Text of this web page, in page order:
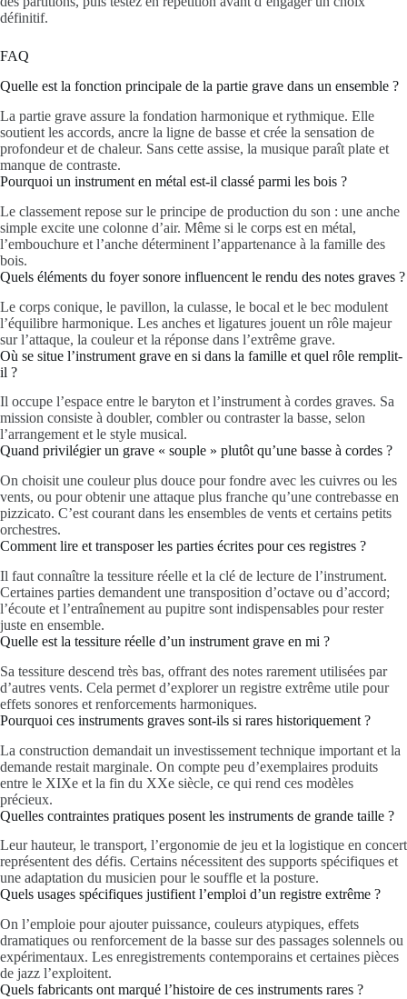
définitif.
FAQ
Quelle est la fonction principale de la partie grave dans un ensemble ?
La partie grave assure la fondation harmonique et rythmique. Elle
soutient les accords, ancre la ligne de basse et crée la sensation de
profondeur et de chaleur. Sans cette assise, la musique paraît plate et
manque de contraste.
Pourquoi un instrument en métal est-il classé parmi les bois ?
Le classement repose sur le principe de production du son : une anche
simple excite une colonne d’air. Même si le corps est en métal,
l’embouchure et l’anche déterminent l’appartenance à la famille des
bois.
Quels éléments du foyer sonore influencent le rendu des notes graves ?
Le corps conique, le pavillon, la culasse, le bocal et le bec modulent
l’équilibre harmonique. Les anches et ligatures jouent un rôle majeur
sur l’attaque, la couleur et la réponse dans l’extrême grave.
Où se situe l’instrument grave en si dans la famille et quel rôle remplit-
il ?
Il occupe l’espace entre le baryton et l’instrument à cordes graves. Sa
mission consiste à doubler, combler ou contraster la basse, selon
l’arrangement et le style musical.
Quand privilégier un grave « souple » plutôt qu’une basse à cordes ?
On choisit une couleur plus douce pour fondre avec les cuivres ou les
vents, ou pour obtenir une attaque plus franche qu’une contrebasse en
pizzicato. C’est courant dans les ensembles de vents et certains petits
orchestres.
Comment lire et transposer les parties écrites pour ces registres ?
Il faut connaître la tessiture réelle et la clé de lecture de l’instrument.
Certaines parties demandent une transposition d’octave ou d’accord;
l’écoute et l’entraînement au pupitre sont indispensables pour rester
juste en ensemble.
Quelle est la tessiture réelle d’un instrument grave en mi ?
Sa tessiture descend très bas, offrant des notes rarement utilisées par
d’autres vents. Cela permet d’explorer un registre extrême utile pour
effets sonores et renforcements harmoniques.
Pourquoi ces instruments graves sont-ils si rares historiquement ?
La construction demandait un investissement technique important et la
demande restait marginale. On compte peu d’exemplaires produits
entre le XIXe et la fin du XXe siècle, ce qui rend ces modèles
précieux.
Quelles contraintes pratiques posent les instruments de grande taille ?
Leur hauteur, le transport, l’ergonomie de jeu et la logistique en concert
représentent des défis. Certains nécessitent des supports spécifiques et
une adaptation du musicien pour le souffle et la posture.
Quels usages spécifiques justifient l’emploi d’un registre extrême ?
On l’emploie pour ajouter puissance, couleurs atypiques, effets
dramatiques ou renforcement de la basse sur des passages solennels ou
expérimentaux. Les enregistrements contemporains et certaines pièces
de jazz l’exploitent.
Quels fabricants ont marqué l’histoire de ces instruments rares ?